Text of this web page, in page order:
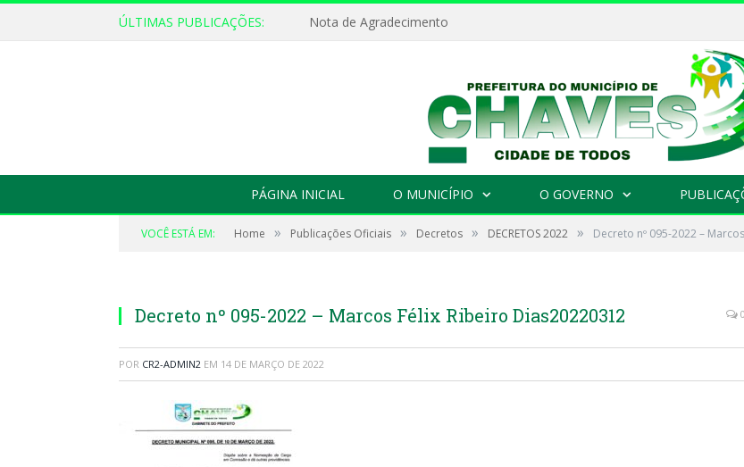
ÚLTIMAS PUBLICAÇÕES: Nota de Agradecimento
PÁGINA INICIAL O MUNICÍPIO O GOVERNO
VOCÊ ESTÁ EM: Home » Publicações Oficiais » Decretos » DECRETOS 2022 » Decreto nº 095-2022 –
Decreto nº 095-2022 – Marcos Félix Ribeiro Dias20220312 0
POR CR2-ADMIN2 EM 14 DE MARÇO DE 2022